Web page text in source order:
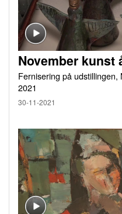
November kunst
Fernisering på udstillingen,
2021
30-11-2021